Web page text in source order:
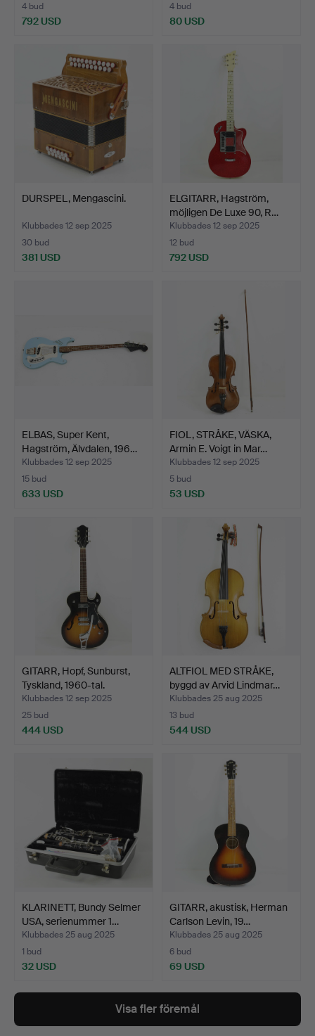
4 bud
792 USD
4 bud
80 USD
DURSPEL, Mengascini.
Klubbades 12 sep 2025
30 bud
381 USD
ELGITARR, Hagström,
möjligen De Luxe 90, R…
Klubbades 12 sep 2025
12 bud
792 USD
ELBAS, Super Kent,
Hagström, Älvdalen, 196…
Klubbades 12 sep 2025
15 bud
633 USD
FIOL, STRÅKE, VÄSKA,
Armin E. Voigt in Mar…
Klubbades 12 sep 2025
5 bud
53 USD
GITARR, Hopf, Sunburst,
Tyskland, 1960-tal.
Klubbades 12 sep 2025
25 bud
444 USD
ALTFIOL MED STRÅKE,
byggd av Arvid Lindmar…
Klubbades 25 aug 2025
13 bud
544 USD
KLARINETT, Bundy Selmer
USA, serienummer 1…
Klubbades 25 aug 2025
1 bud
32 USD
GITARR, akustisk, Herman
Carlson Levin, 19…
Klubbades 25 aug 2025
6 bud
69 USD
Visa fler föremål